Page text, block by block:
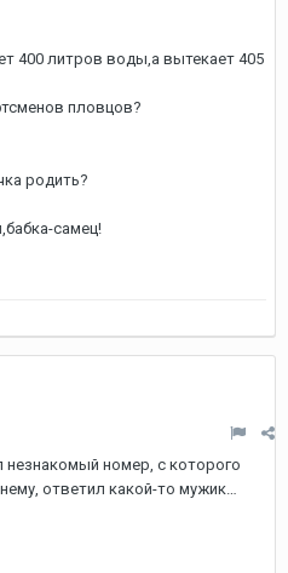
400 литров воды,а вытекает 405
пловцов?
родить?
самец!
номер, с которого
ответил какой-то мужик…